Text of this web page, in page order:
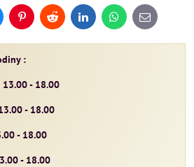
PinterestReddit LinkedInWhatsApp
E-
mail
:
- 18.00
- 18.00
- 18.00
- 18.00